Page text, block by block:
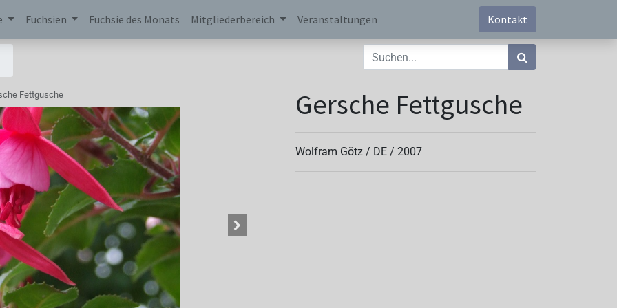
Fuchsien Fuchsie des Monats Mitgliederbereich Veranstaltungen Kontakt
Fettgusche Gersche Fettgusche
Wolfram Götz / DE / 2007